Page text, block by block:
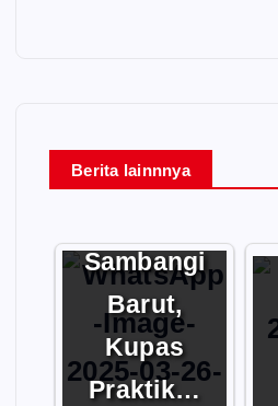
Berita lainnnya
DPRD
Sambangi
Barut,
Kupas
Praktik…